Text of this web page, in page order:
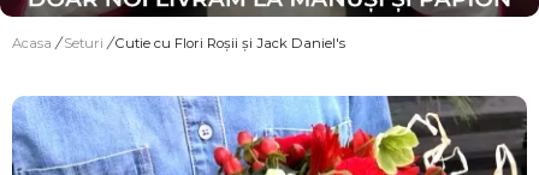
Acasa / Seturi / Cutie cu Flori Roșii și Jack Daniel's